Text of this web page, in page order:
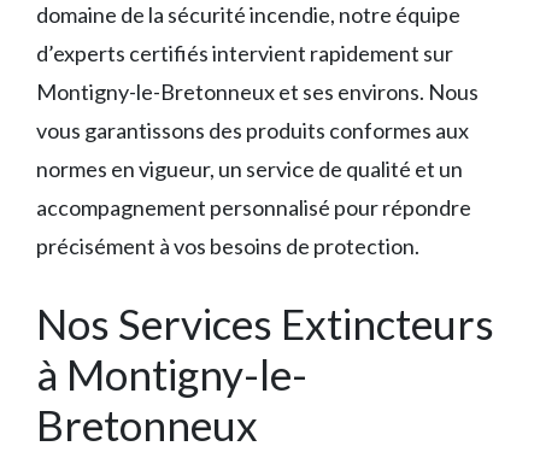
domaine de la sécurité incendie, notre équipe
d’experts certifiés intervient rapidement sur
Montigny-le-Bretonneux et ses environs. Nous
vous garantissons des produits conformes aux
normes en vigueur, un service de qualité et un
accompagnement personnalisé pour répondre
précisément à vos besoins de protection.
Nos Services Extincteurs
à Montigny-le-
Bretonneux